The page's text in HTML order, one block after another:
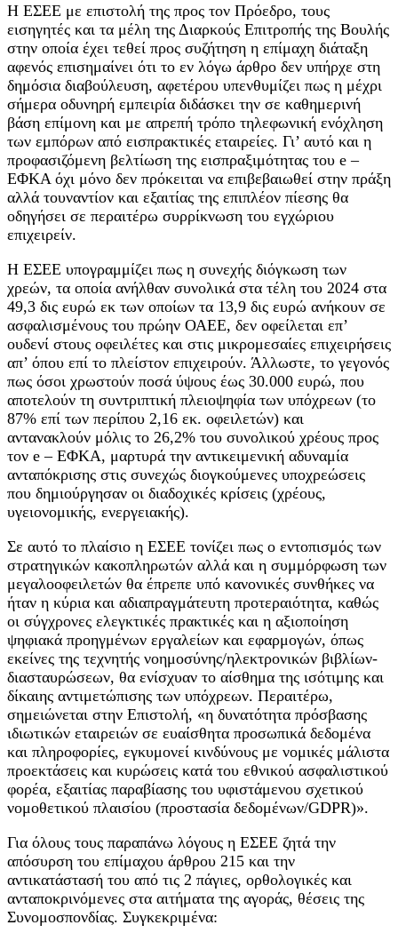
Η ΕΣΕΕ με επιστολή της προς τον Πρόεδρο, τους
εισηγητές και τα μέλη της Διαρκούς Επιτροπής της Βουλής
στην οποία έχει τεθεί προς συζήτηση η επίμαχη διάταξη
αφενός επισημαίνει ότι το εν λόγω άρθρο δεν υπήρχε στη
δημόσια διαβούλευση, αφετέρου υπενθυμίζει πως η μέχρι
σήμερα οδυνηρή εμπειρία διδάσκει την σε καθημερινή
βάση επίμονη και με απρεπή τρόπο τηλεφωνική ενόχληση
των εμπόρων από εισπρακτικές εταιρείες. Γι’ αυτό και η
προφασιζόμενη βελτίωση της εισπραξιμότητας του e –
ΕΦΚΑ όχι μόνο δεν πρόκειται να επιβεβαιωθεί στην πράξη
αλλά τουναντίον και εξαιτίας της επιπλέον πίεσης θα
οδηγήσει σε περαιτέρω συρρίκνωση του εγχώριου
επιχειρείν.
Η ΕΣΕΕ υπογραμμίζει πως η συνεχής διόγκωση των
χρεών, τα οποία ανήλθαν συνολικά στα τέλη του 2024 στα
49,3 δις ευρώ εκ των οποίων τα 13,9 δις ευρώ ανήκουν σε
ασφαλισμένους του πρώην ΟΑΕΕ, δεν οφείλεται επ’
ουδενί στους οφειλέτες και στις μικρομεσαίες επιχειρήσεις
απ’ όπου επί το πλείστον επιχειρούν. Άλλωστε, το γεγονός
πως όσοι χρωστούν ποσά ύψους έως 30.000 ευρώ, που
αποτελούν τη συντριπτική πλειοψηφία των υπόχρεων (το
87% επί των περίπου 2,16 εκ. οφειλετών) και
αντανακλούν μόλις το 26,2% του συνολικού χρέους προς
τον e – ΕΦΚΑ, μαρτυρά την αντικειμενική αδυναμία
ανταπόκρισης στις συνεχώς διογκούμενες υποχρεώσεις
που δημιούργησαν οι διαδοχικές κρίσεις (χρέους,
υγειονομικής, ενεργειακής).
Σε αυτό το πλαίσιο η ΕΣΕΕ τονίζει πως ο εντοπισμός των
στρατηγικών κακοπληρωτών αλλά και η συμμόρφωση των
μεγαλοοφειλετών θα έπρεπε υπό κανονικές συνθήκες να
ήταν η κύρια και αδιαπραγμάτευτη προτεραιότητα, καθώς
οι σύγχρονες ελεγκτικές πρακτικές και η αξιοποίηση
ψηφιακά προηγμένων εργαλείων και εφαρμογών, όπως
εκείνες της τεχνητής νοημοσύνης/ηλεκτρονικών βιβλίων-
διασταυρώσεων, θα ενίσχυαν το αίσθημα της ισότιμης και
δίκαιης αντιμετώπισης των υπόχρεων. Περαιτέρω,
σημειώνεται στην Επιστολή, «η δυνατότητα πρόσβασης
ιδιωτικών εταιρειών σε ευαίσθητα προσωπικά δεδομένα
και πληροφορίες, εγκυμονεί κινδύνους με νομικές μάλιστα
προεκτάσεις και κυρώσεις κατά του εθνικού ασφαλιστικού
φορέα, εξαιτίας παραβίασης του υφιστάμενου σχετικού
νομοθετικού πλαισίου (προστασία δεδομένων/GDPR)».
Για όλους τους παραπάνω λόγους η ΕΣΕΕ ζητά την
απόσυρση του επίμαχου άρθρου 215 και την
αντικατάστασή του από τις 2 πάγιες, ορθολογικές και
ανταποκρινόμενες στα αιτήματα της αγοράς, θέσεις της
Συνομοσπονδίας. Συγκεκριμένα: